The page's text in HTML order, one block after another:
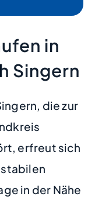
in
Singern
die zur
erfreut sich
in der Nähe